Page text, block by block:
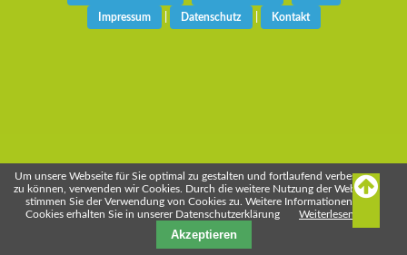
Impressum Datenschutz Kontakt
Um unsere Webseite für Sie optimal zu gestalten und fortlaufend verbessern
zu können, verwenden wir Cookies. Durch die weitere Nutzung der Webseite
stimmen Sie der Verwendung von Cookies zu. Weitere Informationen zu
Cookies erhalten Sie in unserer Datenschutzerklärung
Weiterlesen …
Akzeptieren